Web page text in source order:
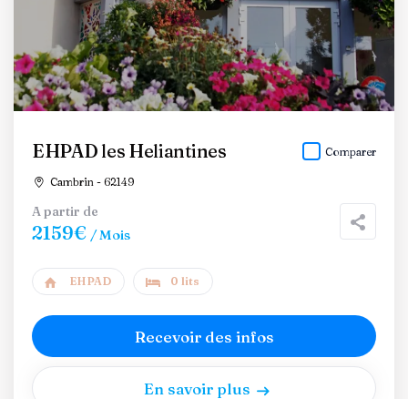
EHPAD les Heliantines
Cambrin - 62149
Comparer
A partir de
2159€ / Mois
EHPAD 0 lits
Recevoir des infos
En savoir plus